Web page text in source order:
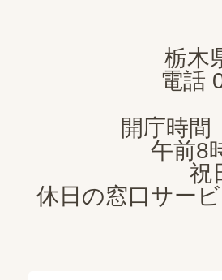
栃木
電話
開庁時
午前8
祝
休日の窓口サー